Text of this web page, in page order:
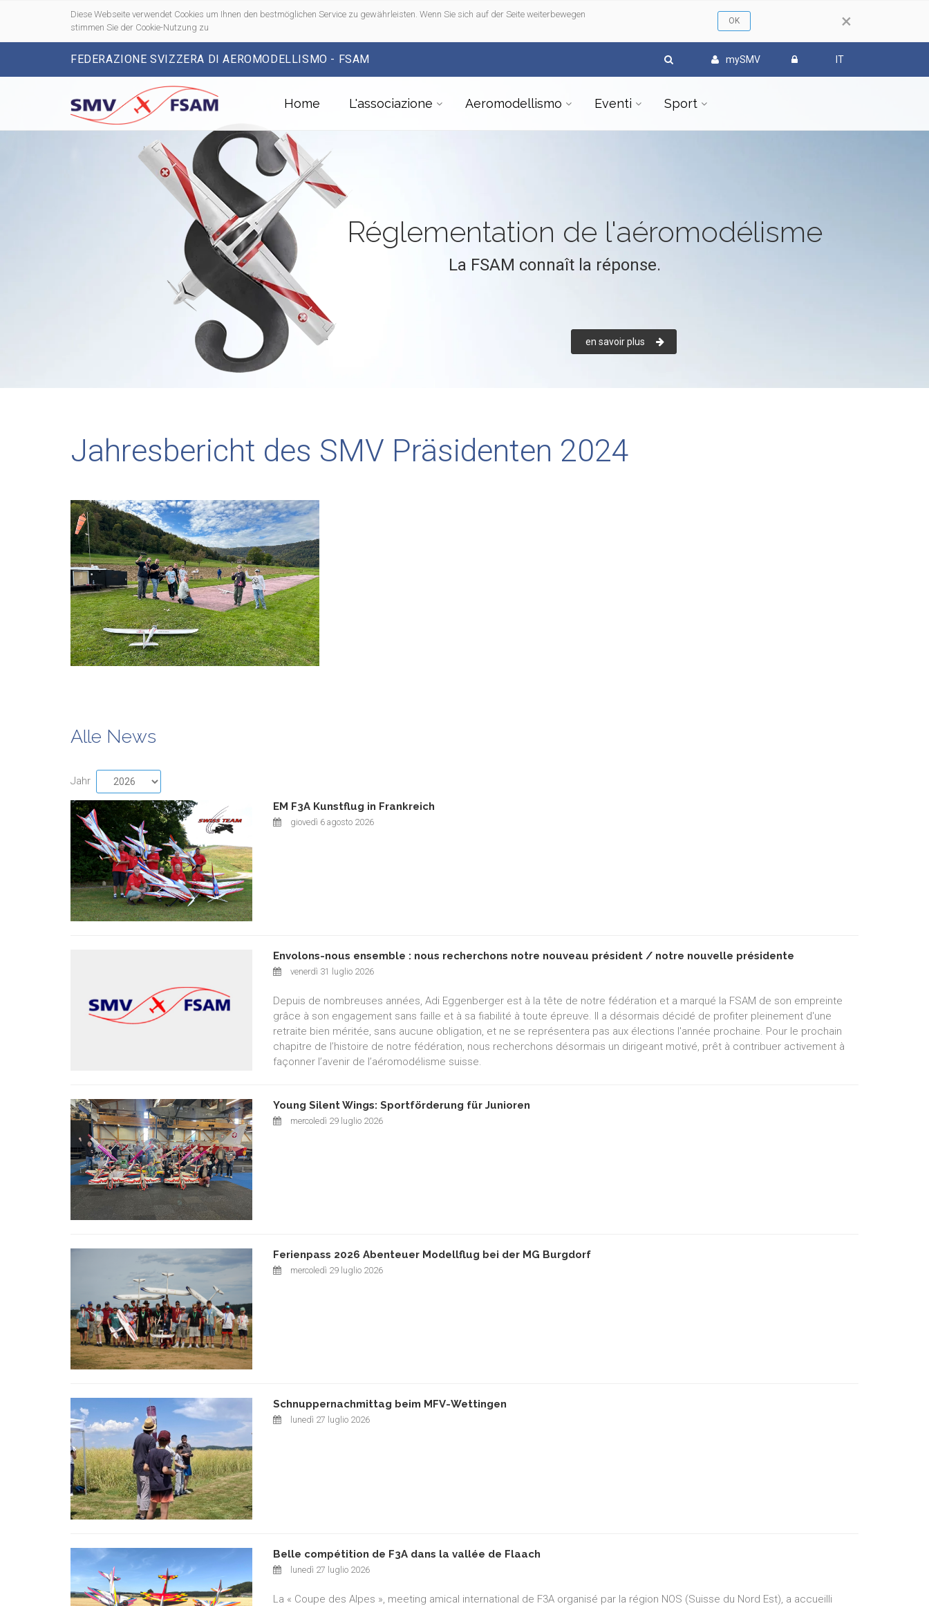
×
Diese Webseite verwendet Cookies um Ihnen den bestmöglichen Service zu gewährleisten. Wenn Sie sich auf der Seite weiterbewegen
stimmen Sie der Cookie-Nutzung zu
FEDERAZIONE SVIZZERA DI AEROMODELLISMO - FSAM mySMV IT
Home L'associazione Aeromodellismo Eventi Sport
Réglementation de l'aéromodélisme
La FSAM connaît la réponse.
en savoir plus
Jahresbericht des SMV Präsidenten 2024
Alle News
Jahr
EM F3A Kunstflug in Frankreich
giovedì 6 agosto 2026
Envolons-nous ensemble : nous recherchons notre nouveau président / notre nouvelle présidente
venerdì 31 luglio 2026
Depuis de nombreuses années, Adi Eggenberger est à la tête de notre fédération et a marqué la FSAM de son empreinte
grâce à son engagement sans faille et à sa fiabilité à toute épreuve. Il a désormais décidé de profiter pleinement d'une
retraite bien méritée, sans aucune obligation, et ne se représentera pas aux élections l'année prochaine. Pour le prochain
chapitre de l’histoire de notre fédération, nous recherchons désormais un dirigeant motivé, prêt à contribuer activement à
façonner l’avenir de l’aéromodélisme suisse.
Young Silent Wings: Sportförderung für Junioren
mercoledì 29 luglio 2026
Ferienpass 2026 Abenteuer Modellflug bei der MG Burgdorf
mercoledì 29 luglio 2026
Schnuppernachmittag beim MFV-Wettingen
lunedì 27 luglio 2026
Belle compétition de F3A dans la vallée de Flaach
lunedì 27 luglio 2026
La « Coupe des Alpes », meeting amical international de F3A organisé par la région NOS (Suisse du Nord Est), a accueilli